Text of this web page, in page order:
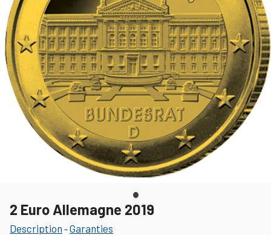
2 Euro Allemagne 2019
Description -Garanties